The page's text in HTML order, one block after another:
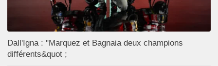
Dall'Igna : "Marquez et Bagnaia deux champions
différents&quot ;